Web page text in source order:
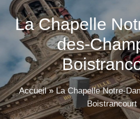
La Chapelle
des-
Accueil»La Chapelle Notre-
Boistrancourt